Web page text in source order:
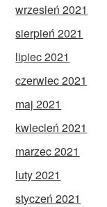
wrzesień 2021
sierpień 2021
lipiec 2021
czerwiec 2021
maj 2021
kwiecień 2021
marzec 2021
luty 2021
styczeń 2021